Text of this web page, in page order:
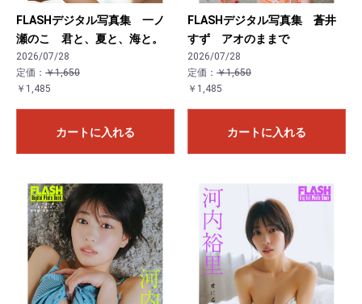
FLASHデジタル写真集 一ノ
瀬のこ 君と、夏と、海と。
2026/07/28
定価： ￥1,650
￥1,485
カートに入れる
FLASHデジタル写真集 蒼井
すず アオのままで
2026/07/28
定価： ￥1,650
￥1,485
カートに入れる